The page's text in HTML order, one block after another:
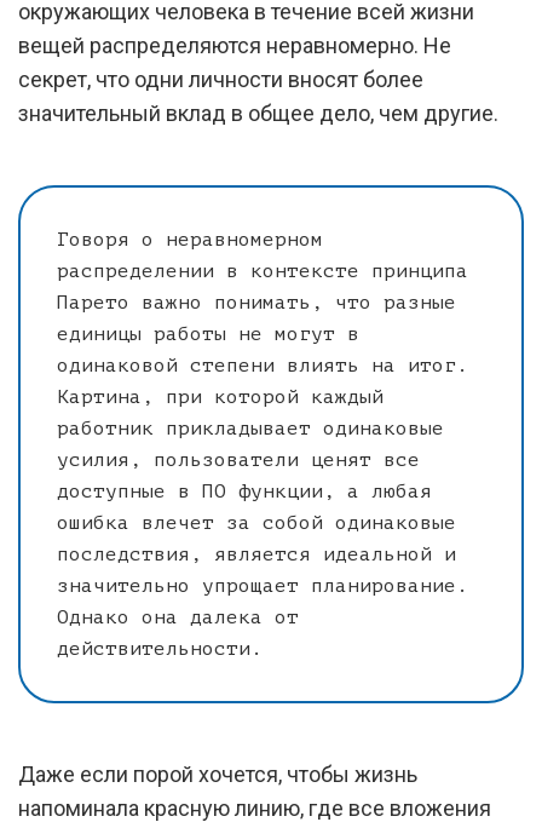
окружающих человека в течение всей жизни
вещей распределяются неравномерно. Не
секрет, что одни личности вносят более
значительный вклад в общее дело, чем другие.
Говоря о неравномерном
распределении в контексте принципа
Парето важно понимать, что разные
единицы работы не могут в
одинаковой степени влиять на итог.
Картина, при которой каждый
работник прикладывает одинаковые
усилия, пользователи ценят все
доступные в ПО функции, а любая
ошибка влечет за собой одинаковые
последствия, является идеальной и
значительно упрощает планирование.
Однако она далека от
действительности.
Даже если порой хочется, чтобы жизнь
напоминала красную линию, где все вложения